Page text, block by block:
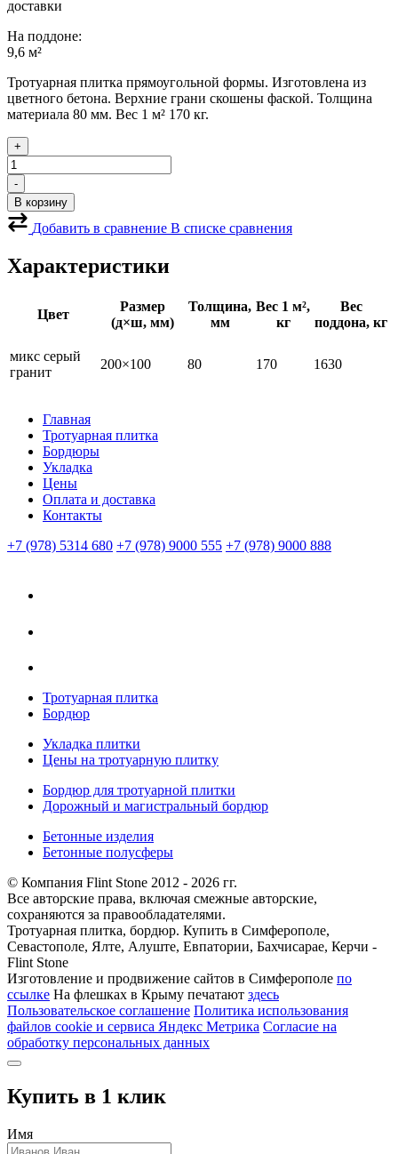
доставки
На поддоне:
9,6 м²
Тротуарная плитка прямоугольной формы. Изготовлена из
цветного бетона. Верхние грани скошены фаской. Толщина
материала 80 мм. Вес 1 м² 170 кг.
+
Количество
товара
Тротуарная
плитка
Кирпич
микс
Серый
-
В корзину
Добавить в сравнение В списке сравнения
Характеристики
Цвет
Размер
(д×ш, мм)
Толщина,
мм
Вес 1 м²,
кг
Вес
поддона, кг
микс серый
гранит
200×100 80 170 1630
Главная
Тротуарная плитка
Бордюры
Укладка
Цены
Оплата и доставка
Контакты
+7 (978) 5314 680 +7 (978) 9000 555 +7 (978) 9000 888
Тротуарная плитка
Бордюр
Укладка плитки
Цены на тротуарную плитку
Бордюр для тротуарной плитки
Дорожный и магистральный бордюр
Бетонные изделия
Бетонные полусферы
© Компания Flint Stone 2012 - 2026 гг.
Все авторские права, включая смежные авторские,
сохраняются за правообладателями.
Тротуарная плитка, бордюр. Купить в Симферополе,
Севастополе, Ялте, Алуште, Евпатории, Бахчисарае, Керчи -
Flint Stone
Изготовление и продвижение сайтов в Симферополе по
ссылке На флешках в Крыму печатают здесь
Пользовательское соглашение Политика использования
файлов cookie и сервиса Яндекс Метрика Согласие на
обработку персональных данных
Купить в 1 клик
Имя